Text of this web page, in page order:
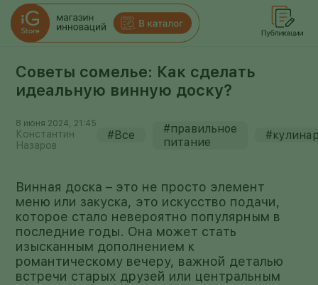
Советы сомелье: Как сделать
идеальную винную доску?
8 июня 2024, 21:45
Константин
Назаров
#Все
#правильное
питание
Винная доска – это не просто элемент
меню или закуска, это искусство подачи,
которое стало невероятно популярным в
последние годы. Она может стать
изысканным дополнением к
романтическому вечеру, важной деталью
встречи старых друзей или центральным